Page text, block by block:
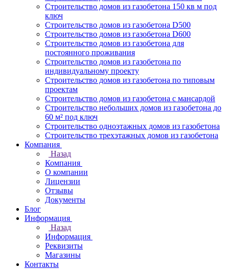
Строительство домов из газобетона 150 кв м под
ключ
Строительство домов из газобетона D500
Строительство домов из газобетона D600
Строительство домов из газобетона для
постоянного проживания
Строительство домов из газобетона по
индивидуальному проекту
Строительство домов из газобетона по типовым
проектам
Строительство домов из газобетона с мансардой
Строительство небольших домов из газобетона до
60 м² под ключ
Строительство одноэтажных домов из газобетона
Строительство трехэтажных домов из газобетона
Компания
Назад
Компания
О компании
Лицензии
Отзывы
Документы
Блог
Информация
Назад
Информация
Реквизиты
Магазины
Контакты